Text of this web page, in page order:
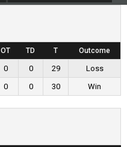
OT TD T Outcome
0 0 29
Loss
0 0 30 Win